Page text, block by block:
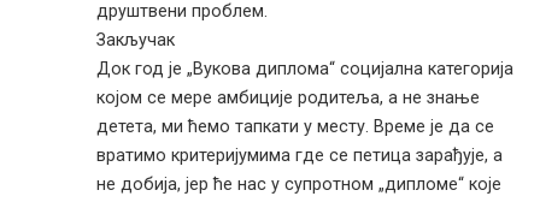
друштвени проблем.
Закључак
Док год је „Вукова диплома“ социјална категорија
којом се мере амбиције родитеља, а не знање
детета, ми ћемо тапкати у месту. Време је да се
вратимо критеријумима где се петица зарађује, а
не добија, јер ће нас у супротном „дипломе“ које